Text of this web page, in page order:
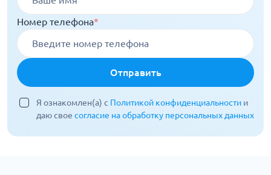
Номер телефона*
Отправить
Я ознакомлен(а) с Политикой конфиденциальности и
даю свое согласие на обработку персональных данных